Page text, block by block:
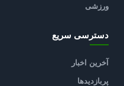
ورزشی
دسترسی سریع
آخرین اخبار
پربازدیدها